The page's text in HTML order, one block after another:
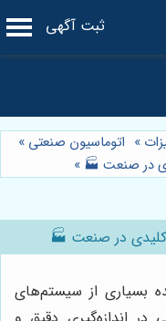
ثبت آگهی
» اتوماسیون صنعتی »
در صنعت 🏭 »
کلیدی در صنعت 🏭
بسیاری از سیستم‌های